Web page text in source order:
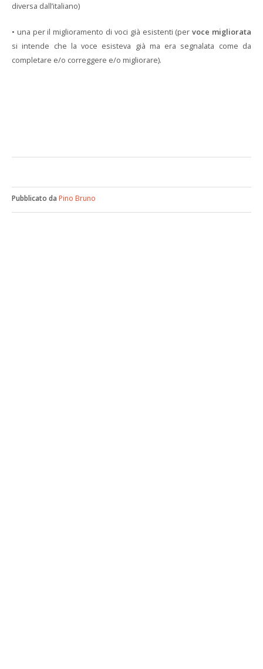
diversa dall’italiano)
• una per il miglioramento di voci già esistenti (pervoce migliorata
si intende che la voce esisteva già ma era segnalata come da
completare e/o correggere e/o migliorare).
Pubblicato da Pino Bruno